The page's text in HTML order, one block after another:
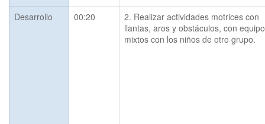
Desarrollo 00:20
2. Realizar actividades motrices con
llantas, aros y obstáculos, con
mixtos con los niños de otro grupo.